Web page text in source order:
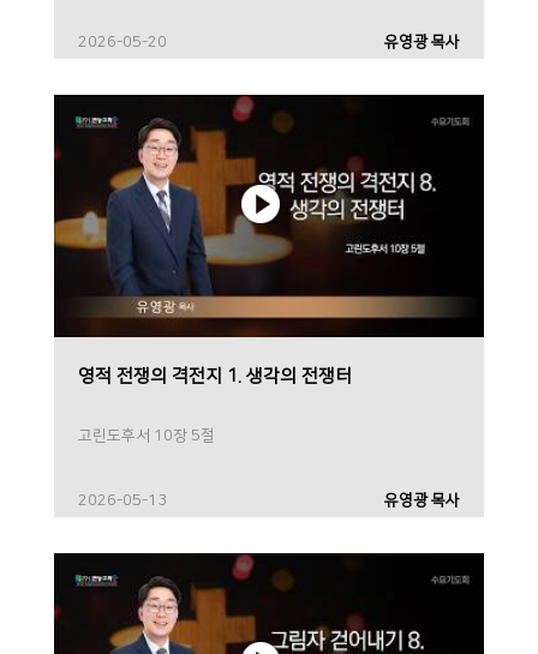
2026-05-20 유영광 목사
영적 전쟁의 격전지 1. 생각의 전쟁터
고린도후서 10장 5절
2026-05-13 유영광 목사